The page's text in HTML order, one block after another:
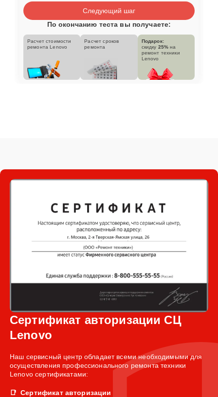
Следующий шаг
По окончанию теста вы получаете:
Расчет стоимости
ремонта Lenovo
Расчет сроков
ремонта
Подарок:
скидку 25% на
ремонт техники
Lenovo
Сертификат авторизации СЦ
Lenovo
Наш сервисный центр обладает всеми необходимыми для
осуществления профессионального ремонта техники
Lenovo сертификатами:
Сертификат авторизации